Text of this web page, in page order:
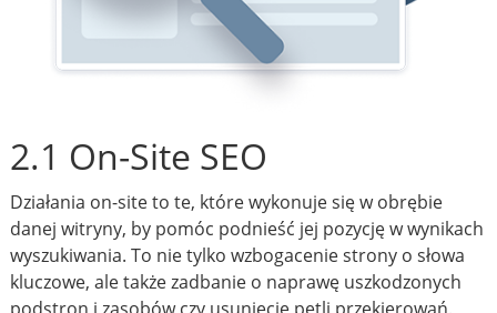
2.1 On-Site SEO
Działania on-site to te, które wykonuje się w obrębie
danej witryny, by pomóc podnieść jej pozycję w wynikach
wyszukiwania. To nie tylko wzbogacenie strony o słowa
kluczowe, ale także zadbanie o naprawę uszkodzonych
podstron i zasobów czy usunięcie pętli przekierowań.